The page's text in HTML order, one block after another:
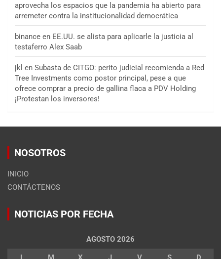
aprovecha los espacios que la pandemia ha abierto para
arremeter contra la institucionalidad democrática
binance en EE.UU. se alista para aplicarle la justicia al
testaferro Alex Saab
jkl en Subasta de CITGO: perito judicial recomienda a Red
Tree Investments como postor principal, pese a que
ofrece comprar a precio de gallina flaca a PDV Holding
¡Protestan los inversores!
NOSOTROS
INICIO
CONTÁCTENOS
NOTICIAS POR FECHA
AGOSTO 2026